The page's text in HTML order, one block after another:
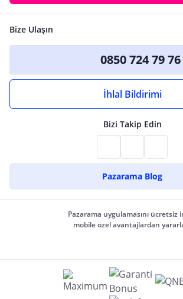
Bize Ulaşın
0850 724 79 76
İhlal Bildirimi
Bizi Takip Edin
Pazarama Blog
Pazarama uygulamasını ücretsiz
mobile özel avantajlardan